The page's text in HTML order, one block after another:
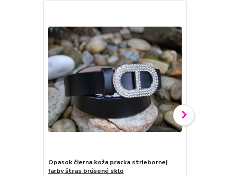
Opasok čierna koža pracka striebornej
farby štras brúsené sklo